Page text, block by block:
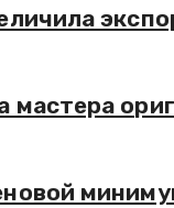
мастера